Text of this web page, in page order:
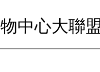
物中心大